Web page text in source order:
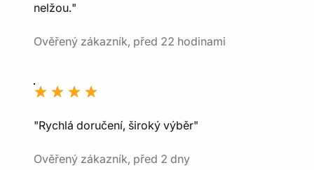
nelžou."
Ověřený zákazník, před 22 hodinami
"Rychlá doručení, široký výběr"
Ověřený zákazník, před 2 dny